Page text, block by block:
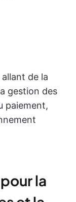
de la
gestion des
paiement,
la